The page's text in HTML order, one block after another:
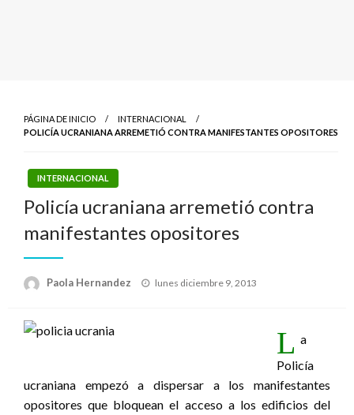
PÁGINA DE INICIO
INTERNACIONAL
POLICÍA UCRANIANA ARREMETIÓ CONTRA MANIFESTANTES OPOSITORES
INTERNACIONAL
Policía ucraniana arremetió contra
manifestantes opositores
Paola Hernandez
Publicado
lunes diciembre 9, 2013
L a
Policía
ucraniana empezó a dispersar a los manifestantes
opositores que bloquean el acceso a los edificios del